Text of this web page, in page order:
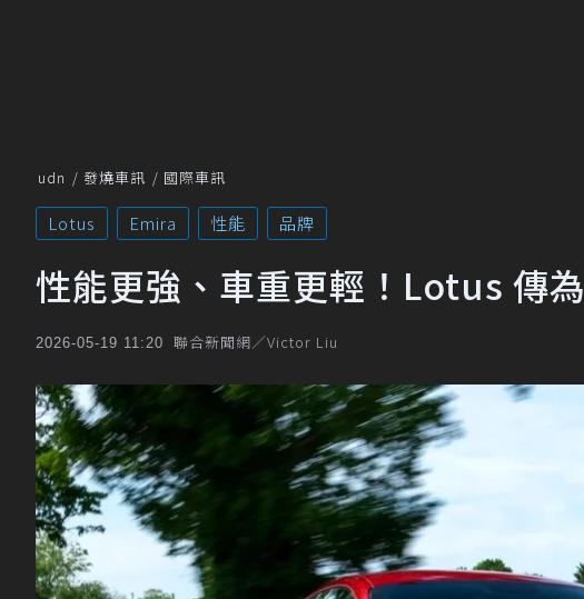
udn 發燒車訊 國際車訊
Lotus Emira 性能 品牌
性能更強、車重更輕！Lotus 傳
2026-05-19 11:20 聯合新聞網／Victor Liu